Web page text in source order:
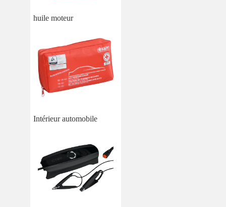
huile moteur
Intérieur automobile